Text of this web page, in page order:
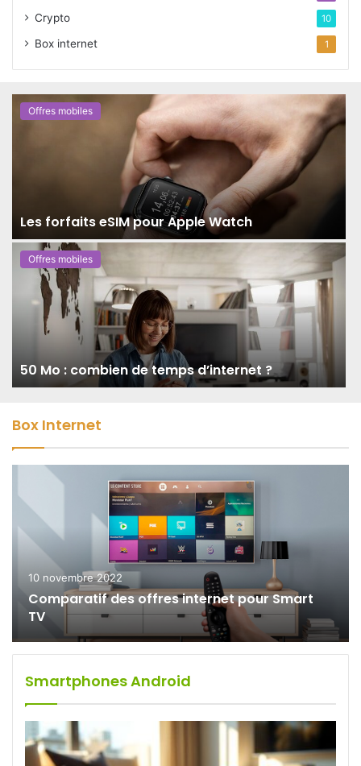
Crypto 10
Box internet 1
Offres mobiles
Les forfaits eSIM pour Apple Watch
Offres mobiles
50 Mo : combien de temps d’internet ?
Box Internet
10 novembre 2022
Comparatif des offres internet pour Smart
TV
Smartphones Android